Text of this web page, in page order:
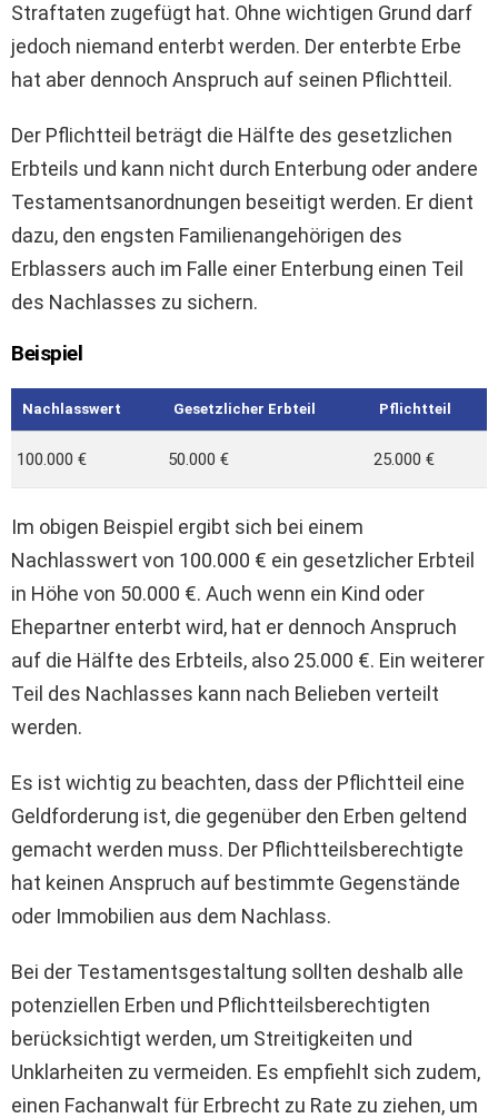
Straftaten zugefügt hat. Ohne wichtigen Grund darf
jedoch niemand enterbt werden. Der enterbte Erbe
hat aber dennoch Anspruch auf seinen Pflichtteil.
Der Pflichtteil beträgt die Hälfte des gesetzlichen
Erbteils und kann nicht durch Enterbung oder andere
Testamentsanordnungen beseitigt werden. Er dient
dazu, den engsten Familienangehörigen des
Erblassers auch im Falle einer Enterbung einen Teil
des Nachlasses zu sichern.
Beispiel
Nachlasswert Gesetzlicher Erbteil Pflichtteil
100.000 € 50.000 € 25.000 €
Im obigen Beispiel ergibt sich bei einem
Nachlasswert von 100.000 € ein gesetzlicher Erbteil
in Höhe von 50.000 €. Auch wenn ein Kind oder
Ehepartner enterbt wird, hat er dennoch Anspruch
auf die Hälfte des Erbteils, also 25.000 €. Ein weiterer
Teil des Nachlasses kann nach Belieben verteilt
werden.
Es ist wichtig zu beachten, dass der Pflichtteil eine
Geldforderung ist, die gegenüber den Erben geltend
gemacht werden muss. Der Pflichtteilsberechtigte
hat keinen Anspruch auf bestimmte Gegenstände
oder Immobilien aus dem Nachlass.
Bei der Testamentsgestaltung sollten deshalb alle
potenziellen Erben und Pflichtteilsberechtigten
berücksichtigt werden, um Streitigkeiten und
Unklarheiten zu vermeiden. Es empfiehlt sich zudem,
einen Fachanwalt für Erbrecht zu Rate zu ziehen, um